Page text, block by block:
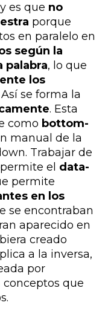
es que no
porque
en paralelo en
según la
palabra, lo que
los
Así se forma la
. Esta
como bottom-
manual de la
Trabajar de
el data-
permite
en los
se encontraban
aparecido en
creado
a la inversa,
por
conceptos que